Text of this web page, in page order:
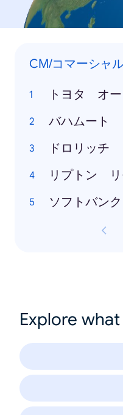
CM/コマーシャ
トヨタ オー
バハムート
ドロリッチ
リプトン リ
ソフトバンク
Explore